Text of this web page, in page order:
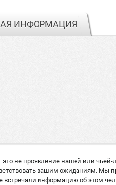
ИНФОРМАЦИЯ
не проявление нашей или
вашим ожиданиям. Мы
информацию об этом